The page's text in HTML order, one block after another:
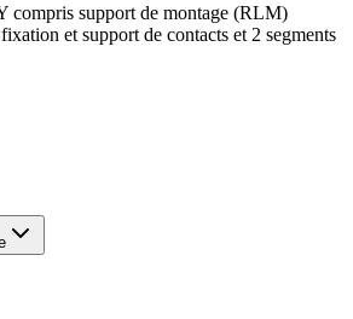
compris support de montage (RLM)
et support de contacts et 2 segments